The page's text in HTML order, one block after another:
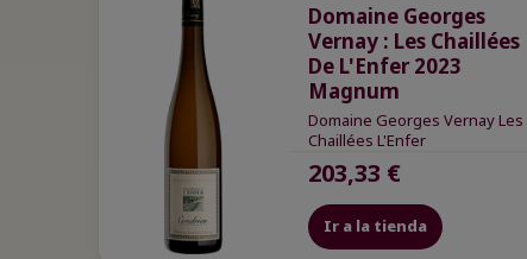
Domaine Georges
Vernay : Les Chaillées
De L'Enfer 2023
Magnum
Domaine Georges Vernay Les
Chaillées L'Enfer
203,33 €
Ir a la tienda